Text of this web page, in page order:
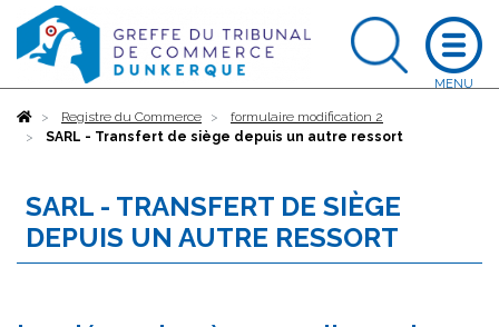
AccueilRegistre du Commerce
formulaire modification 2
SARL - Transfert de siège depuis un autre ressort
SARL - TRANSFERT DE SIÈGE
DEPUIS UN AUTRE RESSORT